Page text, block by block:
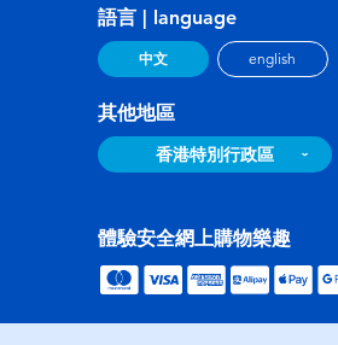
語言 | language
中文 english
其他地區
香港特別行政區
體驗安全網上購物樂趣